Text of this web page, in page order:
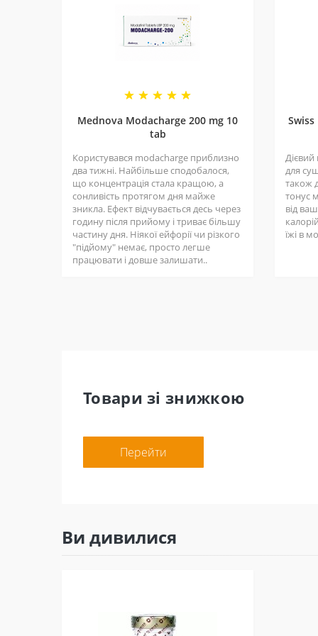
Mednova Modacharge 200 mg 10
tab
Користувався modacharge приблизно
два тижні. Найбільше сподобалося,
що концентрація стала кращою, а
сонливість протягом дня майже
зникла. Ефект відчувається десь через
годину після прийому і триває більшу
частину дня. Ніякої ейфорії чи різкого
"підйому" немає, просто легше
працювати і довше залишати..
Дієвий
для
також
тонус
від
їжі в
Товари зі знижкою
Перейти
Ви дивилися